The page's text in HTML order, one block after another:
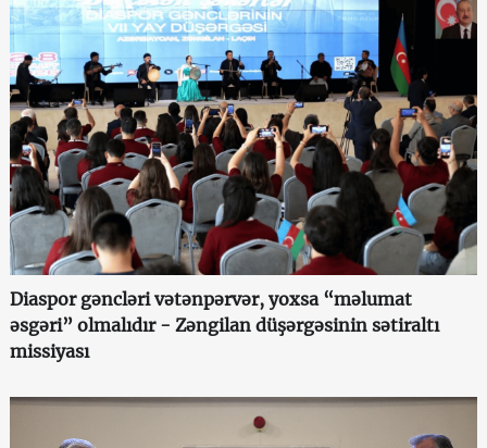
Diaspor gəncləri vətənpərvər, yoxsa “məlumat
əsgəri” olmalıdır - Zəngilan düşərgəsinin sətiraltı
missiyası